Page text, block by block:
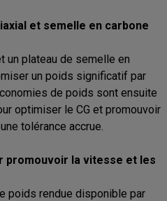
et semelle en carbone
un plateau de semelle en
un poids significatif par
de poids sont ensuite
optimiser le CG et promouvoir
tolérance accrue.
promouvoir la vitesse et les
poids rendue disponible par